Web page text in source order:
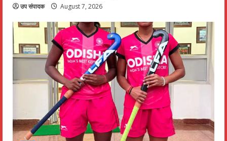
उप संपादक August 7, 2026